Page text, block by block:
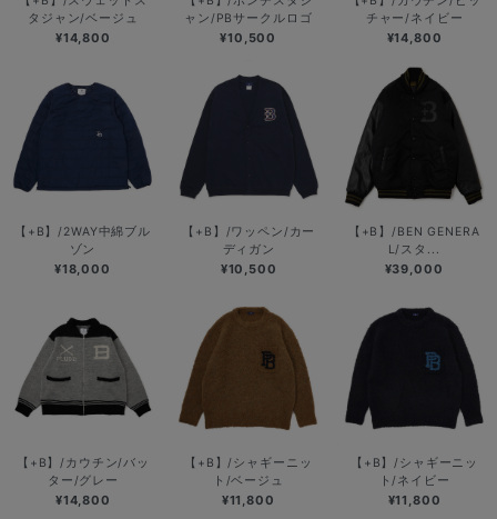
タジャン/ベージュ
¥14,800
ャン/PBサークルロゴ
¥10,500
チャー/ネイビー
¥14,800
【+B】/2WAY中綿ブル
ゾン
¥18,000
【+B】/ワッペン/カー
ディガン
¥10,500
【+B】/BEN GENERA
L/スタ...
¥39,000
【+B】/カウチン/バッ
ター/グレー
¥14,800
【+B】/シャギーニッ
ト/ベージュ
¥11,800
【+B】/シャギーニッ
ト/ネイビー
¥11,800